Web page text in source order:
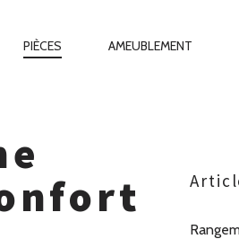
Primary
PIÈCES AMEUBLEMENT